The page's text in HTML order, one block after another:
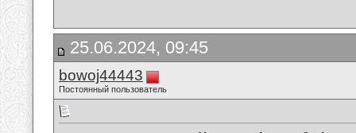
25.06.2024, 09:45
bowoj44443
Постоянный пользователь